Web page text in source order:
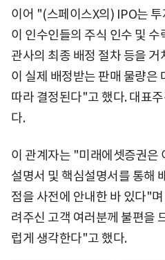
이어 "(스페이스X의) IPO는
이 인수인들의 주식 인수 및
관사의 최종 배정 절차 등을
이 실제 배정받는 판매 물량은
따라 결정된다"고 했다. 대표
다.
이 관계자는 "미래에셋증권은
설명서 및 핵심설명서를 통해
점을 사전에 안내한 바 있다"
려주신 고객 여러분께 불편을
럽게 생각한다"고 했다.